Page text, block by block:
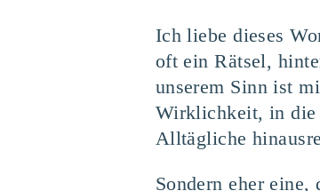
Ich liebe dieses
oft ein Rätsel,
unserem Sinn ist
Wirklichkeit, in die
Alltägliche
Sondern eher